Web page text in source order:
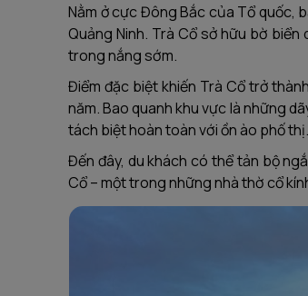
Nằm ở cực Đông Bắc của Tổ quốc,
Quảng Ninh. Trà Cổ sở hữu bờ
trong nắng sớm.
Điểm đặc biệt khiến Trà Cổ trở
năm. Bao quanh khu vực là những
tách biệt hoàn toàn với ồn ào phố thị.
Đến đây, du khách có thể tản bộ
Cổ – một trong những nhà thờ cổ